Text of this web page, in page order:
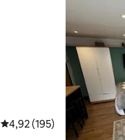
Évaluation moyenne sur
4,92 (195)